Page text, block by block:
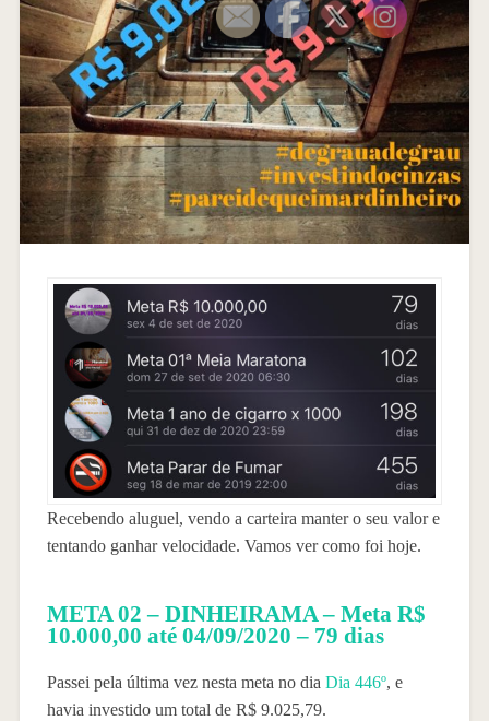
Recebendo aluguel, vendo a carteira manter o seu valor e
tentando ganhar velocidade. Vamos ver como foi hoje.
META 02 – DINHEIRAMA – Meta R$
10.000,00 até 04/09/2020 – 79 dias
Passei pela última vez nesta meta no dia Dia 446º, e
havia investido um total de R$ 9.025,79.